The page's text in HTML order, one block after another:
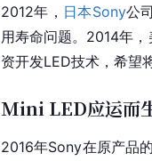
2012年， 日本Sony公
用寿命问题。2014年，
资开发LED技术，希望
Mini LED应运而
2016年Sony在原产品